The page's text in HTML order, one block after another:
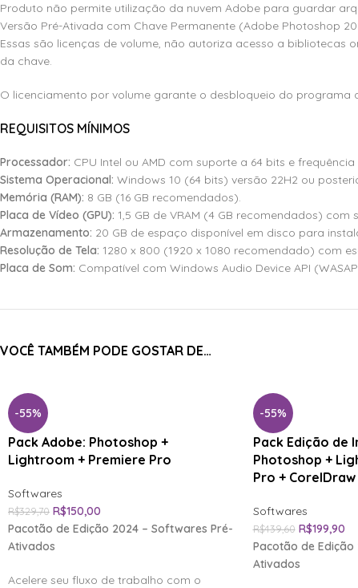
Produto não permite utilização da nuvem Adobe para guardar
Versão Pré-Ativada com Chave Permanente (Adobe Photoshop
Essas são licenças de volume, não autoriza acesso a bibliotecas
da chave.
O licenciamento por volume garante o desbloqueio do programa
REQUISITOS MÍNIMOS
Processador: CPU Intel ou AMD com suporte a 64 bits e frequência
Sistema Operacional: Windows 10 (64 bits) versão 22H2 ou
Memória (RAM): 8 GB (16 GB recomendados).
Placa de Vídeo (GPU): 1,5 GB de VRAM (4 GB recomendados) com
Armazenamento: 20 GB de espaço disponível em disco para
Resolução de Tela: 1280 x 800 (1920 x 1080 recomendado) com
Placa de Som: Compatível com Windows Audio Device API
VOCÊ TAMBÉM PODE GOSTAR DE…
-55%
Pack Adobe: Photoshop +
Lightroom + Premiere Pro
Softwares
R$329,70 R$150,00
Pacotão de Edição 2024 – Softwares Pré-
Ativados
Acelere seu fluxo de trabalho com o
-55%
Pack Edição de
Photoshop +
Pro + CorelDraw
Softwares
R$439,60 R$199,90
Pacotão de
Ativados